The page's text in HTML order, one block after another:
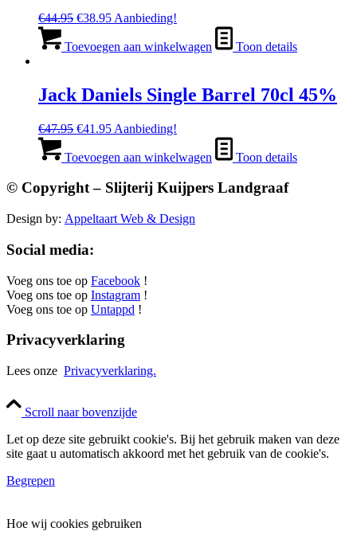
€44.95 Oorspronkelijke
was:
€38.95Huidige
is:
Aanbieding!
Toevoegen aan winkelwagen Toon details
Jack Daniels Single Barrel 70cl 45%
€47.95 Oorspronkelijke
was:
€41.95Huidige
is:
Aanbieding!
Toevoegen aan winkelwagen Toon details
© Copyright – Slijterij Kuijpers Landgraaf
Design by: Appeltaart Web & Design
Social media:
Voeg ons toe op Facebook !
Voeg ons toe op Instagram !
Voeg ons toe op Untappd !
Privacyverklaring
Lees onze Privacyverklaring.
Scroll naar bovenzijde
Let op deze site gebruikt cookie's. Bij het gebruik maken van deze
site gaat u automatisch akkoord met het gebruik van de cookie's.
Begrepen
Hoe wij cookies gebruiken